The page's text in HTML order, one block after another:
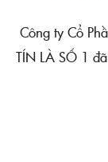
Công ty Cổ
TÍN LÀ SỐ 1